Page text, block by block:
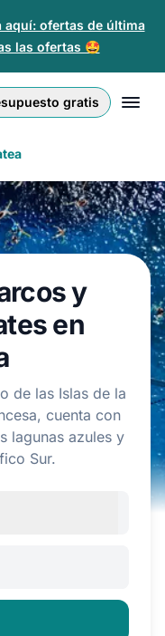
aquí: ofertas de última
las ofertas 🤩
gratis
y
en
de las Islas de la
cuenta con
lagunas azules y
Sur.